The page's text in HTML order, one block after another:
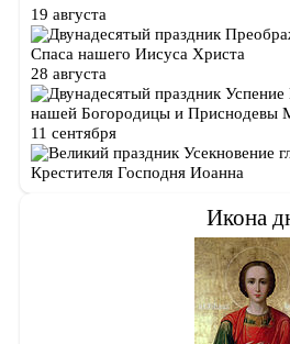
19 августа
Спаса нашего Иисуса Христа
28 августа
Успение
нашей Богородицы и Приснодевы
11 сентября
Усекновение
Крестителя Господня Иоанна
Икона